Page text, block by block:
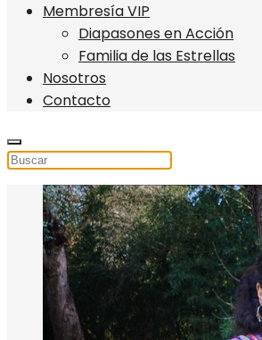
Membresía VIP
Diapasones en Acción
Familia de las Estrellas
Nosotros
Contacto